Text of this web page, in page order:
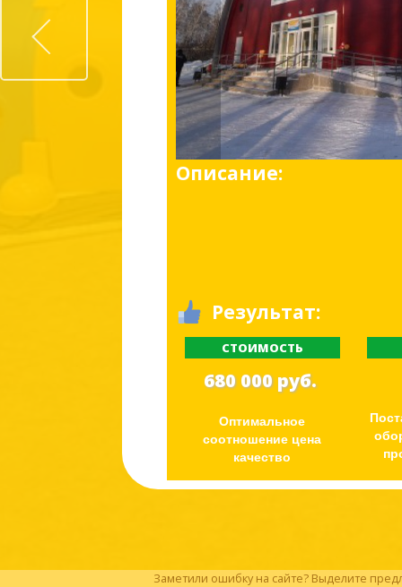
Описание:
Результат:
СТОИМОСТЬ
680 000 руб.
Оптимальное
соотношение цена
качество
Заметили ошибку на сайте? Выделите